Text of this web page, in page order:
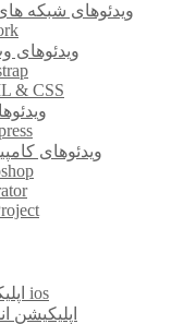
ویدئوهای شبکه
ویدئوهای
& CSS
ویدئوهای
اپلیکیشن ios
اپلیکیشن